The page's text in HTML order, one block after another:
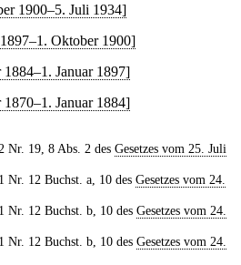
1900–5. Juli 1934]
Oktober 1900]
1884–1. Januar 1897]
1870–1. Januar 1884]
Nr. 19, 8 Abs. 2 des Gesetzes vom 25. Juli
Nr. 12 Buchst. a, 10 des Gesetzes vom 24.
Nr. 12 Buchst. b, 10 des Gesetzes vom 24.
Nr. 12 Buchst. b, 10 des Gesetzes vom 24.